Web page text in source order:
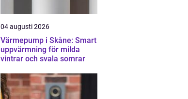
04 augusti 2026
Värmepump i Skåne: Smart
uppvärmning för milda
vintrar och svala somrar